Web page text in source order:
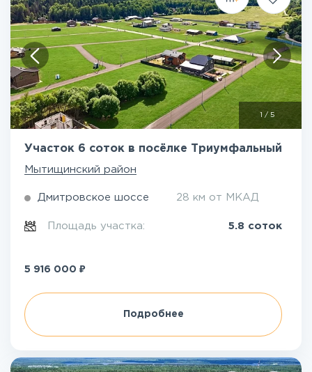
/ 5
Участок 6 соток в посёлке Триумфальный
Мытищинский район
Дмитровское шоссе 28 км от МКАД
Площадь участка: 5.8 соток
5 916 000 ₽
Подробнее